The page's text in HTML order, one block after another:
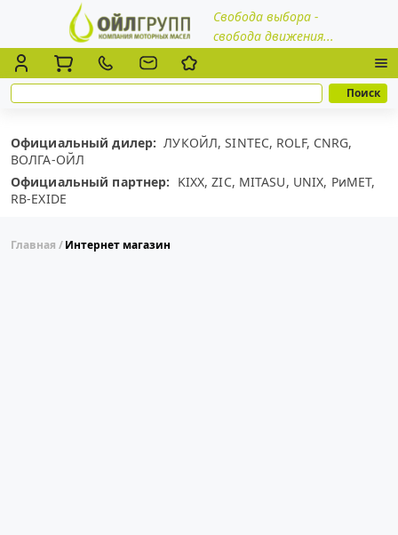
Свобода выбора -
свобода движения...
Официальный дилер: ЛУКОЙЛ,SINTEC, ROLF, CNRG,
ВОЛГА-ОЙЛ
Официальный партнер: KIXX,ZIC, MITASU, UNIX, РиМЕТ,
RB-EXIDE
Главная Интернет магазин